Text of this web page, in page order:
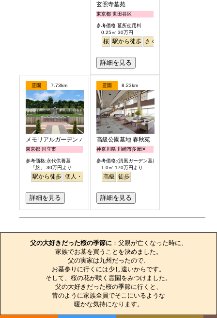
玄照寺墓苑
東京都 世田谷区
参考価格:墓所使用料
0.25㎡ 30万円
桜 駅から徒歩 さくら
詳細を見る
霊園 7.73km
メモリアルガーデン パティオ国立
東京都 国立市
参考価格:永代供養墓
「悠」 30万円より
駅から徒歩 個人・夫婦 樹木葬 永代供養
詳細を見る
霊園 8.23km
高級公園墓地 春秋苑
神奈川県 川崎市多摩区
参考価格:(清風ガーデン墓所)
1.0㎡ 170万円より
高級 徒歩
詳細を見る
父の大好きだった桜の季節に ：父親が亡くなった時に、
家族でお墓を買うことを決めました。
父の実家は九州だったので、
お墓参りに行くには少し遠いからです。
そして、桜の花が咲く霊園をみつけました。
父の大好きだった桜の季節に行くと、
昔のように家族全員でそこにいるような
暖かな気持になります。